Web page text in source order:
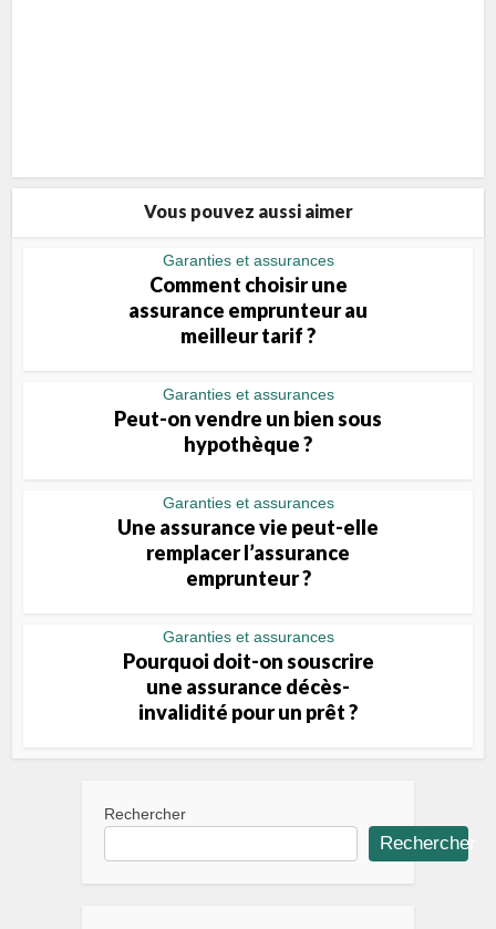
Vous pouvez aussi aimer
Garanties et assurances
Comment choisir une
assurance emprunteur au
meilleur tarif ?
Garanties et assurances
Peut-on vendre un bien sous
hypothèque ?
Garanties et assurances
Une assurance vie peut-elle
remplacer l’assurance
emprunteur ?
Garanties et assurances
Pourquoi doit-on souscrire
une assurance décès-
invalidité pour un prêt ?
Rechercher
Rechercher